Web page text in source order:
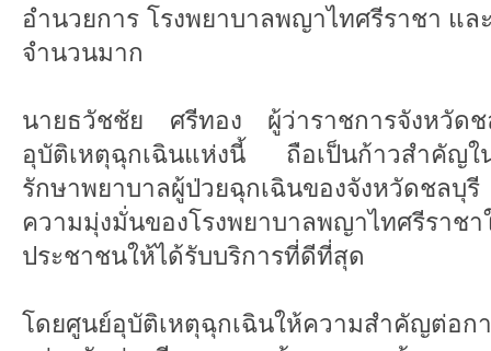
อำนวยการ โรงพยาบาลพญาไทศรีราชา แล
จำนวนมาก
นายธวัชชัย ศรีทอง ผู้ว่าราชการจังหวัด
อุบัติเหตุฉุกเฉินแห่งนี้ ถือเป็นก้าวสำคัญใ
รักษาพยาบาลผู้ป่วยฉุกเฉินของจังหวัดชลบุ
ความมุ่งมั่นของโรงพยาบาลพญาไทศรีราช
ประชาชนให้ได้รับบริการที่ดีที่สุด
โดยศูนย์อุบัติเหตุฉุกเฉินให้ความสำคัญต่อก